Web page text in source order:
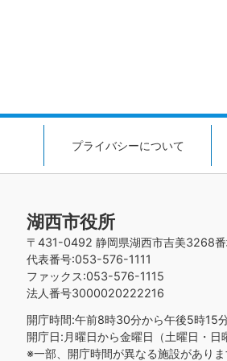
プライバシーについて
湖西市役所
〒431-0492 静岡県湖西市吉美3268
代表番号:053-576-1111
ファックス:053-576-1115
法人番号3000020222216
開庁時間:午前8時30分から午後5時15
開庁日:月曜日から金曜日（土曜日・
※一部、開庁時間が異なる施設がありま